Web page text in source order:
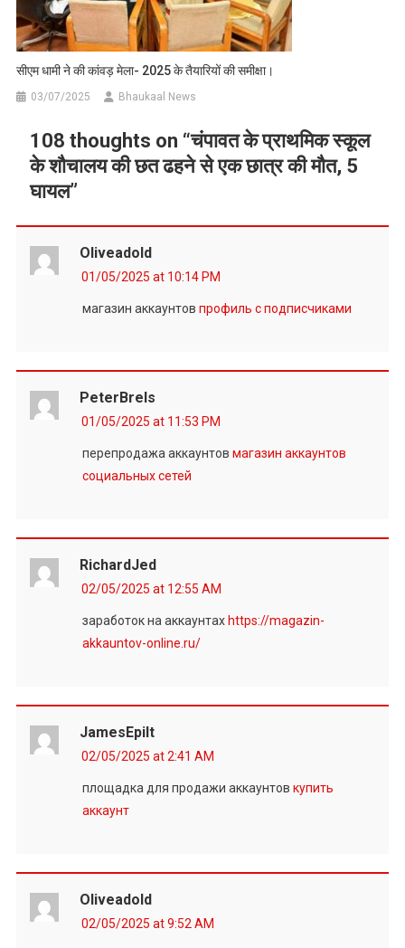
सीएम धामी ने की कांवड़ मेला- 2025 के तैयारियों की समीक्षा।
03/07/2025 Bhaukaal News
108 thoughts on “चंपावत के प्राथमिक स्कूल
के शौचालय की छत ढहने से एक छात्र की मौत, 5
घायल”
Oliveadold
01/05/2025 at 10:14 PM
магазин аккаунтов профиль с подписчиками
PeterBrels
01/05/2025 at 11:53 PM
перепродажа аккаунтов магазин аккаунтов
социальных сетей
RichardJed
02/05/2025 at 12:55 AM
заработок на аккаунтах https://magazin-
akkauntov-online.ru/
JamesEpilt
02/05/2025 at 2:41 AM
площадка для продажи аккаунтов купить
аккаунт
Oliveadold
02/05/2025 at 9:52 AM